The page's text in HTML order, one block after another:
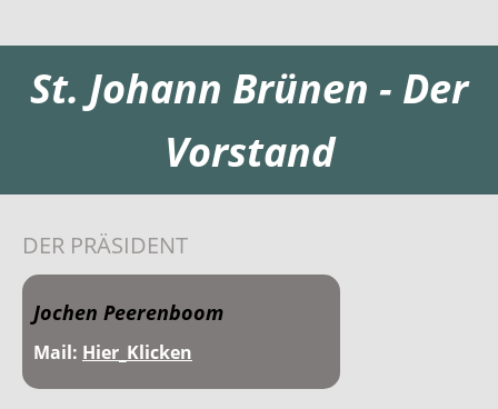
St. Johann Brünen - Der
Vorstand
DER PRÄSIDENT
Jochen Peerenboom
Mail: Hier_Klicken